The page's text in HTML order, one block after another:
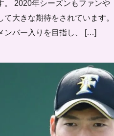
。 2020年シーズンもファンや
大きな期待をされています。
ンバー入りを目指し、 […]